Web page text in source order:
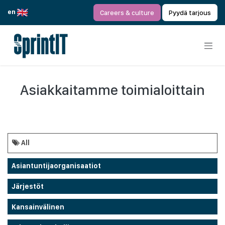
en
Careers & culture Pyydä tarjous
Asiakkaitamme toimialoittain
All
Asiantuntijaorganisaatiot
Järjestöt
Kansainvälinen